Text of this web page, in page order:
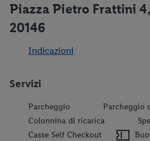
Piazza Pietro Frattini
20146
Indicazioni
Servizi
Parcheggio
Parcheggio
Colonnina di ricarica
Casse Self Checkout